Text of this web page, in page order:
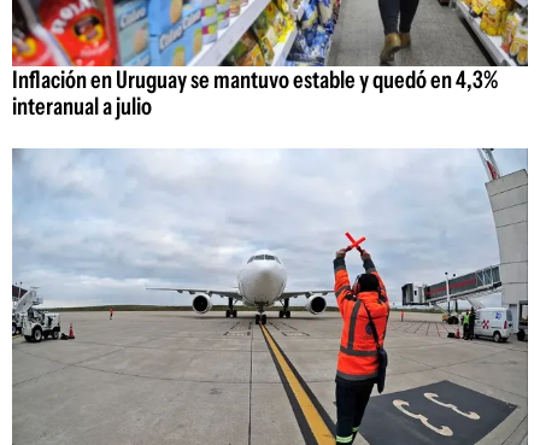
Inflación en Uruguay se mantuvo estable y quedó en 4,3%
interanual a julio